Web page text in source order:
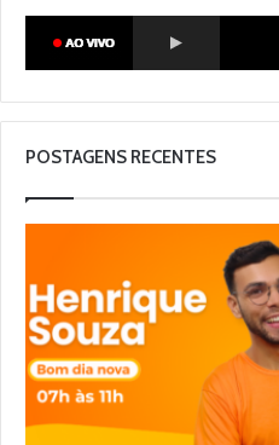
POSTAGENS RECENTES